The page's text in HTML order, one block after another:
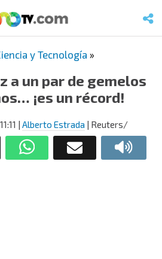
y Tecnología »
a un par de gemelos
¡es un récord!
| Alberto Estrada | Reuters/